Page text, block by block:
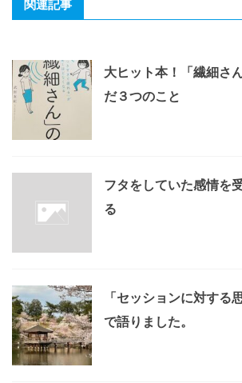
関連記事
大ヒット本！「繊細さ
だ３つのこと
フタをしていた感情を
る
「セッションに対す
で語りました。